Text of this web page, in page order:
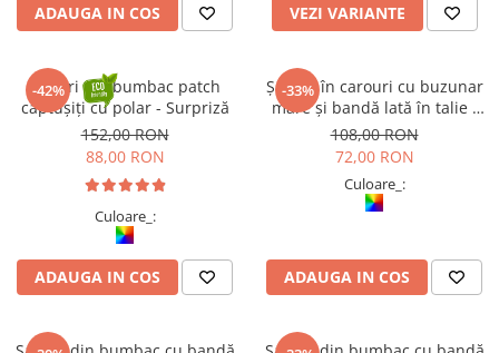
ADAUGA IN COS VEZI VARIANTE
-42%
Șalvari din bumbac patch
căptușiți cu polar - Surpriză
152,00 RON
88,00 RON
Culoare_:
ADAUGA IN COS
-33%
Șalvari în carouri cu buzunar
mare și bandă lată în talie -
Culori calde
108,00 RON
72,00 RON
Culoare_:
ADAUGA IN COS